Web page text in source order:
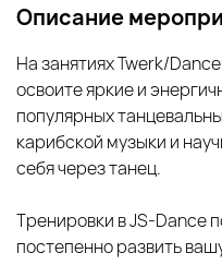
Описание
На занятиях Twerk/
освоите яркие и
популярных
карибской музыки и
себя через танец.
Тренировки в JS‑Dance
постепенно развить